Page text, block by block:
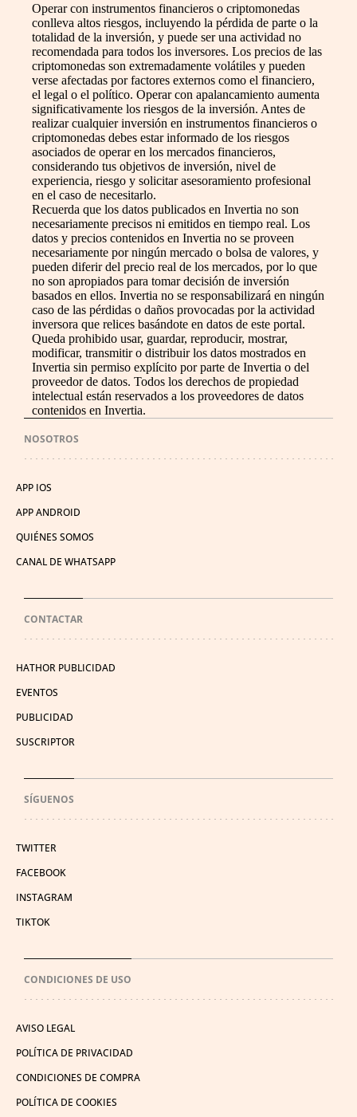
Operar con instrumentos financieros o criptomonedas
conlleva altos riesgos, incluyendo la pérdida de parte o la
totalidad de la inversión, y puede ser una actividad no
recomendada para todos los inversores. Los precios de las
criptomonedas son extremadamente volátiles y pueden
verse afectadas por factores externos como el financiero,
el legal o el político. Operar con apalancamiento aumenta
significativamente los riesgos de la inversión. Antes de
realizar cualquier inversión en instrumentos financieros o
criptomonedas debes estar informado de los riesgos
asociados de operar en los mercados financieros,
considerando tus objetivos de inversión, nivel de
experiencia, riesgo y solicitar asesoramiento profesional
en el caso de necesitarlo.
Recuerda que los datos publicados en Invertia no son
necesariamente precisos ni emitidos en tiempo real. Los
datos y precios contenidos en Invertia no se proveen
necesariamente por ningún mercado o bolsa de valores, y
pueden diferir del precio real de los mercados, por lo que
no son apropiados para tomar decisión de inversión
basados en ellos. Invertia no se responsabilizará en ningún
caso de las pérdidas o daños provocadas por la actividad
inversora que relices basándote en datos de este portal.
Queda prohibido usar, guardar, reproducir, mostrar,
modificar, transmitir o distribuir los datos mostrados en
Invertia sin permiso explícito por parte de Invertia o del
proveedor de datos. Todos los derechos de propiedad
intelectual están reservados a los proveedores de datos
contenidos en Invertia.
NOSOTROS
APP IOS
APP ANDROID
QUIÉNES SOMOS
CANAL DE WHATSAPP
CONTACTAR
HATHOR PUBLICIDAD
EVENTOS
PUBLICIDAD
SUSCRIPTOR
SÍGUENOS
TWITTER
FACEBOOK
INSTAGRAM
TIKTOK
CONDICIONES DE USO
AVISO LEGAL
POLÍTICA DE PRIVACIDAD
CONDICIONES DE COMPRA
POLÍTICA DE COOKIES